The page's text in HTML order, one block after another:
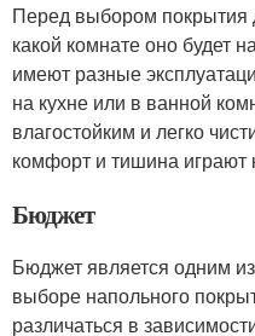
Перед выбором покрытия
какой комнате оно будет
имеют разные
на кухне или в ванной
влагостойким и легко
комфорт и тишина играют
Бюджет
Бюджет является одним
выборе напольного
различаться в